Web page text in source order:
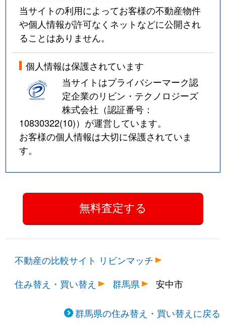
当サイトの利用によってお客様の不動産物件
や個人情報が許可なくネットなどに公開され
ることはありません。
個人情報は保護されています
当サイトはプライバシーマーク認
定企業のリビン・テクノロジーズ
株式会社（認証番号：
10830322(10)）が運営しています。
お客様の個人情報は大切に保護されていま
す。
不動産の比較サイト リビンマッチ
住み替え・買い替え
群馬県 安中市
群馬県の住み替え・買い替えに戻る